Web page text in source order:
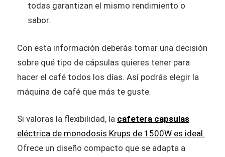
todas garantizan el mismo rendimiento o
sabor.
Con esta información deberás tomar una decisión
sobre qué tipo de cápsulas quieres tener para
hacer el café todos los días. Así podrás elegir la
máquina de café que más te guste.
Si valoras la flexibilidad, la cafetera capsulas
eléctrica de monodosis Krups de 1500W es ideal.
Ofrece un diseño compacto que se adapta a